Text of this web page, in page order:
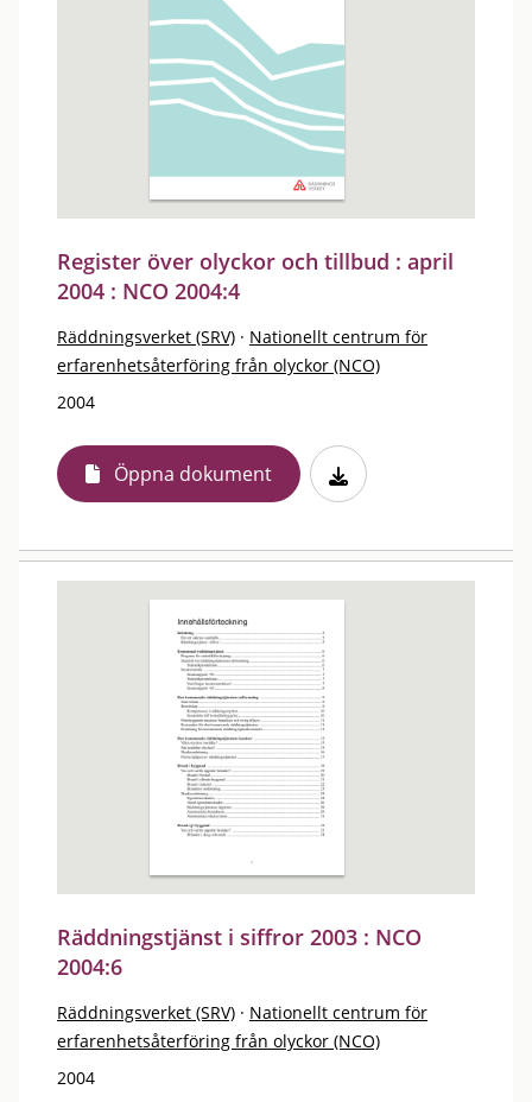
Register över olyckor och tillbud : april
2004 : NCO 2004:4
Räddningsverket (SRV) · Nationellt centrum för
erfarenhetsåterföring från olyckor (NCO)
2004
Öppna dokument
Räddningstjänst i siffror 2003 : NCO
2004:6
Räddningsverket (SRV) · Nationellt centrum för
erfarenhetsåterföring från olyckor (NCO)
2004